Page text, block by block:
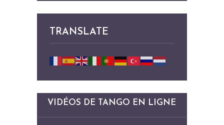
TRANSLATE
VIDÉOS DE TANGO EN LIGNE